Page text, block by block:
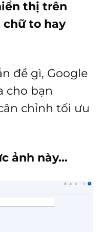
thị trên
to hay
đề gì, Google
cho bạn
chỉnh tối ưu
ảnh này…